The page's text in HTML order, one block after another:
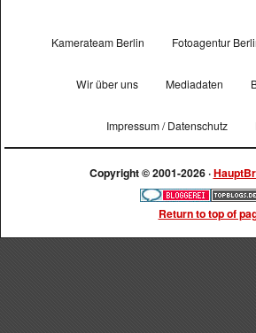
Kamerateam Berlin Fotoagentur
Wir über uns Mediadaten
Impressum / Datenschutz
Copyright © 2001-2026 ·
Return to top of